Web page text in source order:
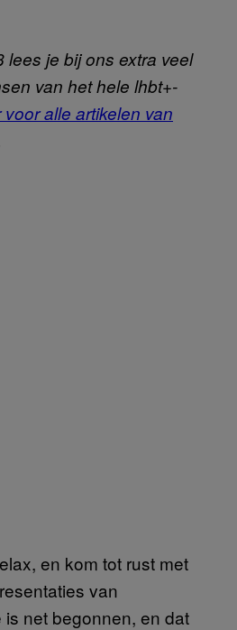
lees je bij ons extra veel
van het hele lhbt+-
voor alle artikelen van
en kom tot rust met
van
net begonnen, en dat